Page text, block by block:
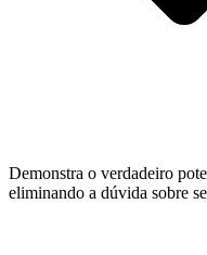
Demonstra o verdadeiro
eliminando a dúvida sobre